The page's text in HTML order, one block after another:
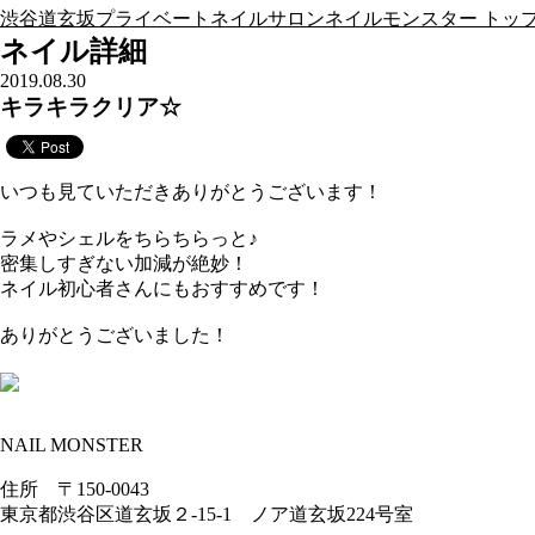
渋谷道玄坂プライベートネイルサロンネイルモンスター トッ
ネイル詳細
2019.08.30
キラキラクリア☆
いつも見ていただきありがとうございます！
ラメやシェルをちらちらっと♪
密集しすぎない加減が絶妙！
ネイル初心者さんにもおすすめです！
ありがとうございました！
NAIL MONSTER
住所 〒150-0043
東京都渋谷区道玄坂２-15-1 ノア道玄坂224号室